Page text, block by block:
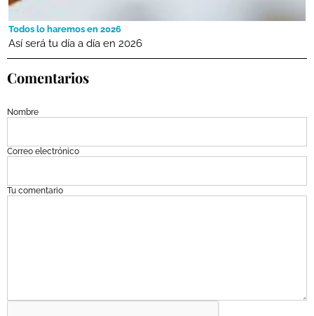
Todos lo haremos en 2026
Así será tu día a día en 2026
Comentarios
Nombre
Correo electrónico
Tu comentario